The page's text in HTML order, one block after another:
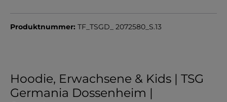
Produktnummer: TF_TSGD_ 2072580_S.13
Hoodie, Erwachsene & Kids | TSG
Germania Dossenheim |